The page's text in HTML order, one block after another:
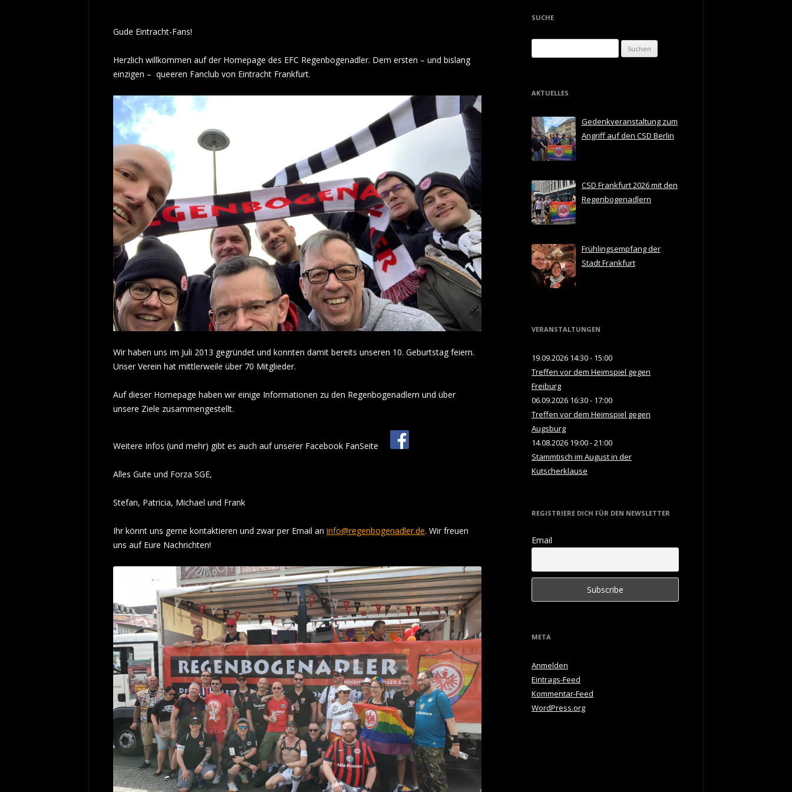
Gude Eintracht-Fans!
Herzlich willkommen auf der Homepage des EFC Regenbogenadler. Dem ersten – und bislang
einzigen – queeren Fanclub von Eintracht Frankfurt.
Wir haben uns im Juli 2013 gegründet und konnten damit bereits unseren 10. Geburtstag feiern.
Unser Verein hat mittlerweile über 70 Mitglieder.
Auf dieser Homepage haben wir einige Informationen zu den Regenbogenadlern und über
unsere Ziele zusammengestellt.
Weitere Infos (und mehr) gibt es auch auf unserer Facebook FanSeite
Alles Gute und Forza SGE,
Stefan, Patricia, Michael und Frank
Ihr könnt uns gerne kontaktieren und zwar per Email an info@regenbogenadler.de. Wir freuen
uns auf Eure Nachrichten!
SUCHE
nach:
AKTUELLES
Gedenkveranstaltung zum
Angriff auf den CSD Berlin
CSD Frankfurt 2026 mit den
Regenbogenadlern
Frühlingsempfang der
Stadt Frankfurt
VERANSTALTUNGEN
19.09.2026 14:30 - 15:00
Treffen vor dem Heimspiel gegen
Freiburg
06.09.2026 16:30 - 17:00
Treffen vor dem Heimspiel gegen
Augsburg
14.08.2026 19:00 - 21:00
Stammtisch im August in der
Kutscherklause
REGISTRIERE DICH FÜR DEN NEWSLETTER
Email
META
Anmelden
Eintrags-Feed
Kommentar-Feed
WordPress.org